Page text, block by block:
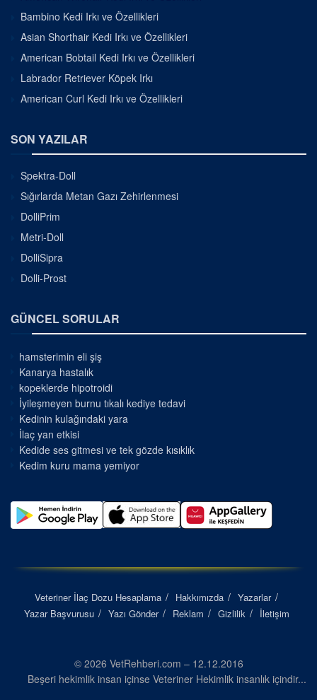
Bambino Kedi Irkı ve Özellikleri
Asian Shorthair Kedi Irkı ve Özellikleri
American Bobtail Kedi Irkı ve Özellikleri
Labrador Retriever Köpek Irkı
American Curl Kedi Irkı ve Özellikleri
SON YAZILAR
Spektra-Doll
Sığırlarda Metan Gazı Zehirlenmesi
DolliPrim
Metri-Doll
DolliSipra
Dolli-Prost
GÜNCEL SORULAR
hamsterimin eli şiş
Kanarya hastalık
kopeklerde hipotroidi
İyileşmeyen burnu tıkalı kediye tedavi
Kedinin kulağındaki yara
İlaç yan etkisi
Kedide ses gitmesi ve tek gözde kısıklık
Kedim kuru mama yemiyor
Veteriner İlaç Dozu Hesaplama Hakkımızda
Yazarlar
Yazar Başvurusu
Yazı Gönder Reklam Gizlilik İletişim
© 2026 VetRehberi.com – 12.12.2016
Beşeri hekimlik insan içinse Veteriner Hekimlik insanlık içindir...